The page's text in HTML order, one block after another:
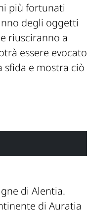
più fortunati
degli oggetti
riusciranno a
essere evocato
sfida e mostra ciò
di Alentia.
di Auratia